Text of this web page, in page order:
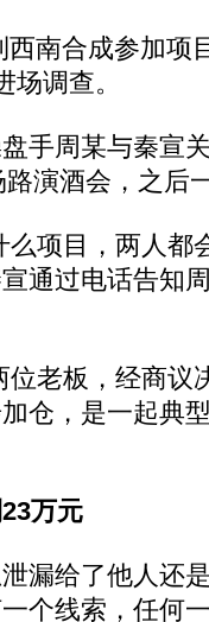
南合成参加项
调查。
周某与秦宣
演酒会，之后
项目，两人都
通过电话告知
老板，经商议
仓，是一起典
万元
给了他人还
个线索，任何